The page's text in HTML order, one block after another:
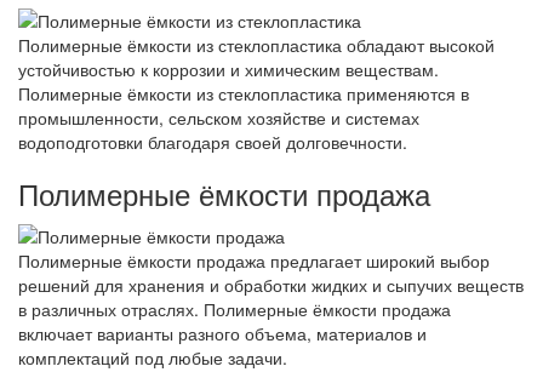
Полимерные ёмкости из стеклопластика обладают высокой
устойчивостью к коррозии и химическим веществам.
Полимерные ёмкости из стеклопластика применяются в
промышленности, сельском хозяйстве и системах
водоподготовки благодаря своей долговечности.
Полимерные ёмкости продажа
Полимерные ёмкости продажа предлагает широкий выбор
решений для хранения и обработки жидких и сыпучих веществ
в различных отраслях. Полимерные ёмкости продажа
включает варианты разного объема, материалов и
комплектаций под любые задачи.